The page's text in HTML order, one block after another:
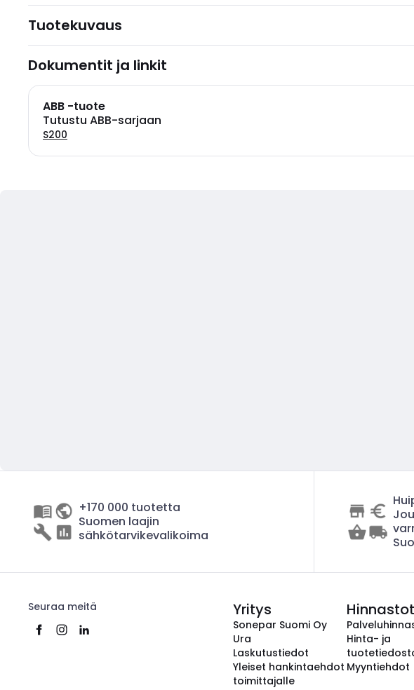
Tuotekuvaus
Dokumentit ja linkit
ABB -tuote
Tutustu ABB-sarjaan
S200
+170 000 tuotetta
Suomen laajin
sähkötarvikevalikoima
Seuraa meitä Yritys
Sonepar Suomi Oy
Ura
Laskutustiedot
Yleiset hankintaehdot
toimittajalle
Hinnastot
Hinta- ja
Myyntiehdot